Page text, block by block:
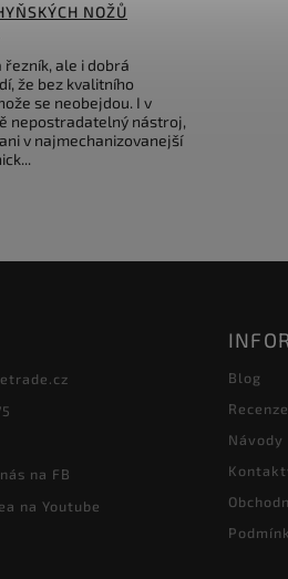
NOŽŮ
ale i dobrá
že bez kvalitního
se neobejdou. I v
nepostradatelný nástroj,
v najmechanizovanejší
na FB
na Youtube
Blog
Recenze
Návody